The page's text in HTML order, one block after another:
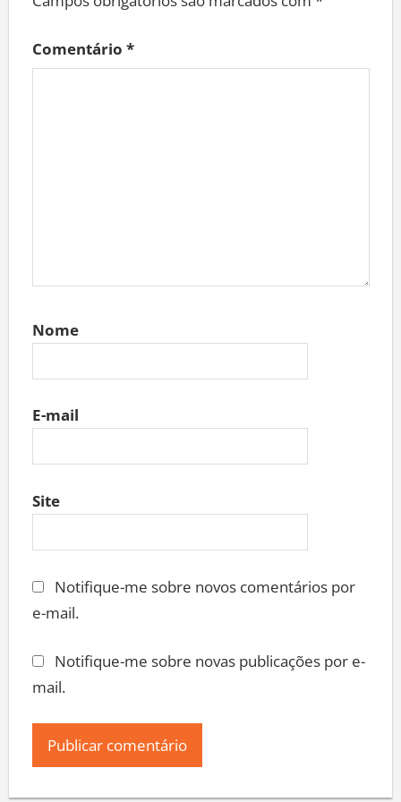
Comentário *
Nome
E-mail
Site
Notifique-me sobre novos comentários por
e-mail.
Notifique-me sobre novas publicações por e-
mail.